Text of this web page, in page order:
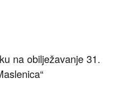
na obilježavanje 31.